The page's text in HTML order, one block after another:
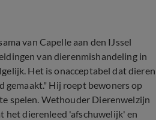
van Capelle aan den IJssel
van dierenmishandeling in
Het is onacceptabel dat dieren
gemaakt." Hij roept bewoners op
spelen. Wethouder Dierenwelzijn
het dierenleed 'afschuwelijk' en